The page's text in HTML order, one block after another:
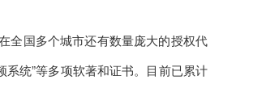
全国多个城市还有数量庞大的授权代
统”等多项软著和证书。目前已累计